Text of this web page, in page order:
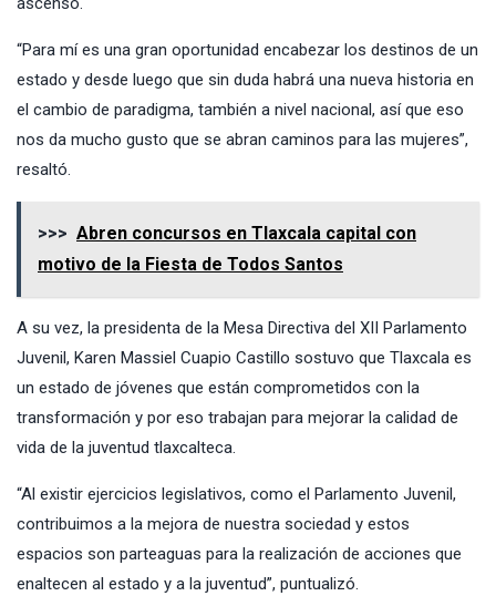
“Para mí es una gran oportunidad encabezar los destinos de un
estado y desde luego que sin duda habrá una nueva historia en
el cambio de paradigma, también a nivel nacional, así que eso
nos da mucho gusto que se abran caminos para las mujeres”,
resaltó.
>>> Abren concursos en Tlaxcala capital con
motivo de la Fiesta de Todos Santos
A su vez, la presidenta de la Mesa Directiva del XII Parlamento
Juvenil, Karen Massiel Cuapio Castillo sostuvo que Tlaxcala es
un estado de jóvenes que están comprometidos con la
transformación y por eso trabajan para mejorar la calidad de
vida de la juventud tlaxcalteca.
“Al existir ejercicios legislativos, como el Parlamento Juvenil,
contribuimos a la mejora de nuestra sociedad y estos
espacios son parteaguas para la realización de acciones que
enaltecen al estado y a la juventud”, puntualizó.